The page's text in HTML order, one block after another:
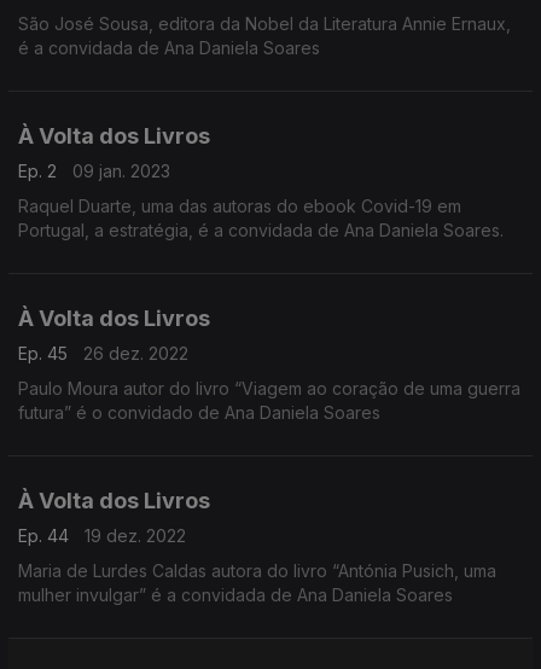
São José Sousa, editora da Nobel da Literatura Annie Ernaux,
é a convidada de Ana Daniela Soares
À Volta dos Livros
Ep. 2
09 jan. 2023
Raquel Duarte, uma das autoras do ebook Covid-19 em
Portugal, a estratégia, é a convidada de Ana Daniela Soares.
À Volta dos Livros
Ep. 45
26 dez. 2022
Paulo Moura autor do livro “Viagem ao coração de uma guerra
futura” é o convidado de Ana Daniela Soares
À Volta dos Livros
Ep. 44
19 dez. 2022
Maria de Lurdes Caldas autora do livro “Antónia Pusich, uma
mulher invulgar” é a convidada de Ana Daniela Soares